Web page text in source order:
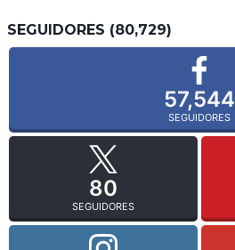
SEGUIDORES (80,729)
57,544
SEGUIDORES
80
SEGUIDORES